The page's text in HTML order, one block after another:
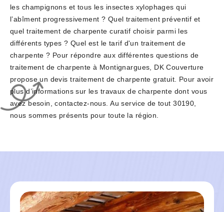
les champignons et tous les insectes xylophages qui
l’abîment progressivement ? Quel traitement préventif et
quel traitement de charpente curatif choisir parmi les
différents types ? Quel est le tarif d'un traitement de
charpente ? Pour répondre aux différentes questions de
traitement de charpente à Montignargues, DK Couverture
propose un devis traitement de charpente gratuit. Pour avoir
plus d’informations sur les travaux de charpente dont vous
avez besoin, contactez-nous. Au service de tout 30190,
nous sommes présents pour toute la région.